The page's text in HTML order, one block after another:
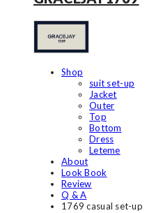
Shop
suit set-up
Jacket
Outer
Top
Bottom
Dress
Leteme
About
Look Book
Review
Q & A
1769 casual set-up